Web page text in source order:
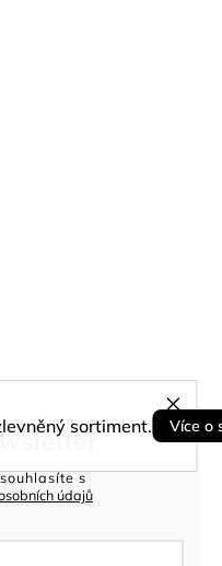
sortiment. Více o
s
údajů